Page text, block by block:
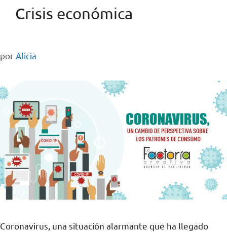
Crisis económica
porAlicia
Coronavirus, una situación alarmante que ha llegado